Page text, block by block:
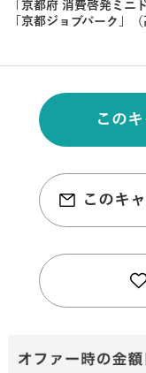
「京都府 消費啓発ミニ
「京都ジョブパーク」
この
このキ